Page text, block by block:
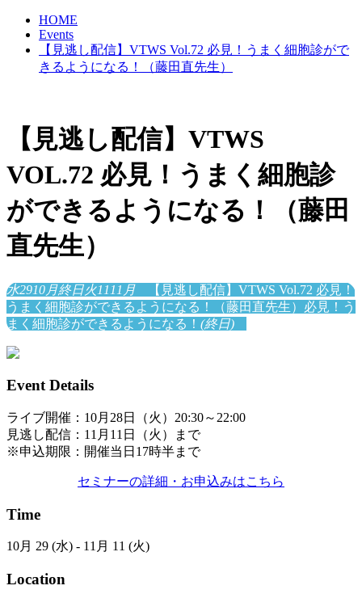
HOME
Events
【見逃し配信】VTWS Vol.72 必見！うまく細胞診がで
きるようになる！（藤田直先生）
【見逃し配信】VTWS
VOL.72 必見！うまく細胞診
ができるようになる！（藤田
直先生）
水2910月終日火11 11月
【見逃し配信】VTWS Vol.72 必見！
うまく細胞診ができるようになる！（藤田直先生） 必見！う
まく細胞診ができるようになる！ (終日)
Event Details
ライブ開催：10月28日（火）20:30～22:00
見逃し配信：11月11日（火）まで
※申込期限：開催当日17時半まで
セミナーの詳細・お申込みはこちら
Time
10月 29 (水) - 11月 11 (火)
Location